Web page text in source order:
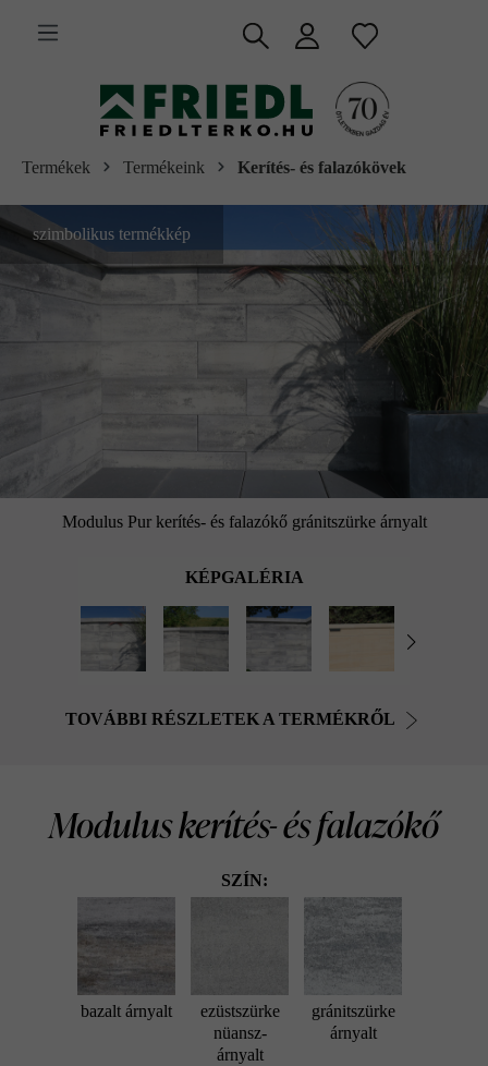
tartalomra
Termékek Termékeink Kerítés- és falazókövek
Modulus Pur kerítés- és falazókő gránitszürke árnyalt
szimbolikus termékkép
KÉPGALÉRIA
TOVÁBBI RÉSZLETEK A TERMÉKRŐL
Modulus kerítés- és falazókő
SZÍN:
bazalt árnyalt
ezüstszürke
nüansz-
árnyalt
gránitszürke
árnyalt